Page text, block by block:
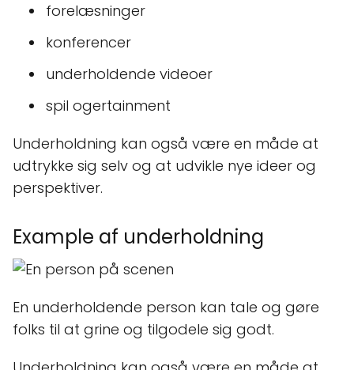
forelæsninger
konferencer
underholdende videoer
spil ogertainment
Underholdning kan også være en måde at
udtrykke sig selv og at udvikle nye ideer og
perspektiver.
Example af underholdning
En underholdende person kan tale og gøre
folks til at grine og tilgodele sig godt.